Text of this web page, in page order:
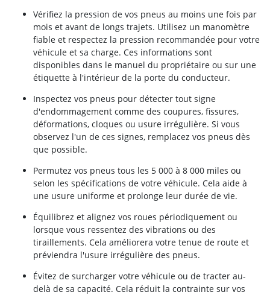
Vérifiez la pression de vos pneus au moins une fois par
mois et avant de longs trajets. Utilisez un manomètre
fiable et respectez la pression recommandée pour votre
véhicule et sa charge. Ces informations sont
disponibles dans le manuel du propriétaire ou sur une
étiquette à l'intérieur de la porte du conducteur.
Inspectez vos pneus pour détecter tout signe
d'endommagement comme des coupures, fissures,
déformations, cloques ou usure irrégulière. Si vous
observez l'un de ces signes, remplacez vos pneus dès
que possible.
Permutez vos pneus tous les 5 000 à 8 000 miles ou
selon les spécifications de votre véhicule. Cela aide à
une usure uniforme et prolonge leur durée de vie.
Équilibrez et alignez vos roues périodiquement ou
lorsque vous ressentez des vibrations ou des
tiraillements. Cela améliorera votre tenue de route et
préviendra l'usure irrégulière des pneus.
Évitez de surcharger votre véhicule ou de tracter au-
delà de sa capacité. Cela réduit la contrainte sur vos